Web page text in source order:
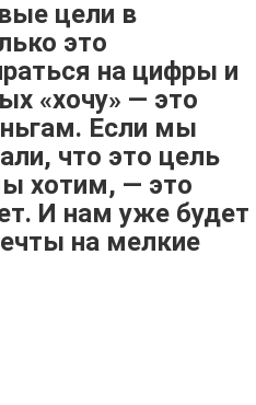
цели в
это
на цифры и
«хочу» — это
Если мы
что это цель
хотим, — это
И нам уже будет
на мелкие